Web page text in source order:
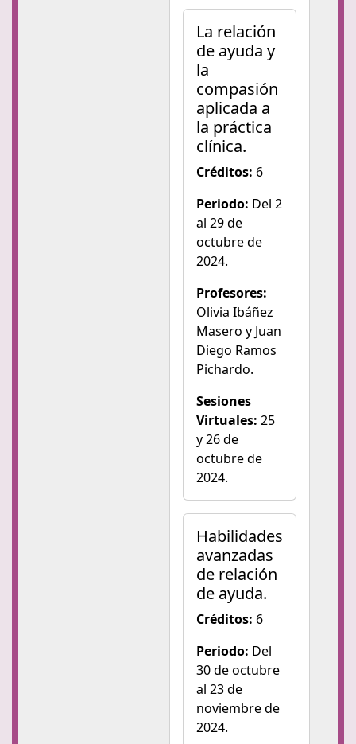
La relación
de ayuda y
la
compasión
aplicada a
la práctica
clínica.
Créditos: 6
Periodo: Del 2
al 29 de
octubre de
2024.
Profesores:
Olivia Ibáñez
Masero y Juan
Diego Ramos
Pichardo.
Sesiones
Virtuales: 25
y 26 de
octubre de
2024.
Habilidades
avanzadas
de relación
de ayuda.
Créditos: 6
Periodo: Del
30 de octubre
al 23 de
noviembre de
2024.